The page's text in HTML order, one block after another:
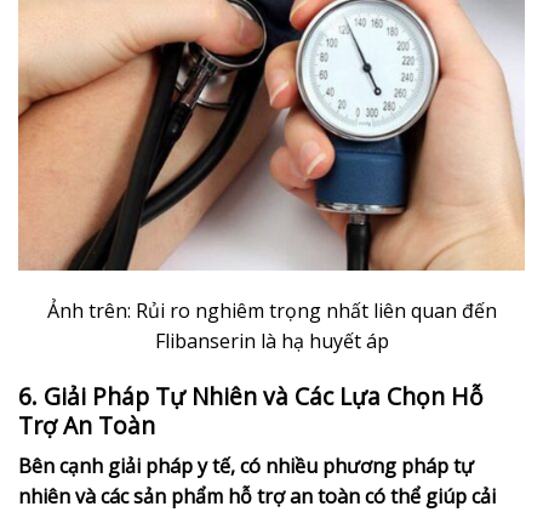
Ảnh trên: Rủi ro nghiêm trọng nhất liên quan đến
Flibanserin là hạ huyết áp
6. Giải Pháp Tự Nhiên và Các Lựa Chọn Hỗ
Trợ An Toàn
Bên cạnh giải pháp y tế, có nhiều phương pháp tự
nhiên và các sản phẩm hỗ trợ an toàn có thể giúp cải